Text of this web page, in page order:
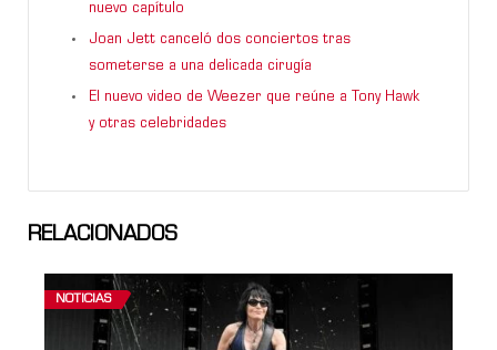
nuevo capítulo
Joan Jett canceló dos conciertos tras
someterse a una delicada cirugía
El nuevo video de Weezer que reúne a Tony Hawk
y otras celebridades
RELACIONADOS
NOTICIAS